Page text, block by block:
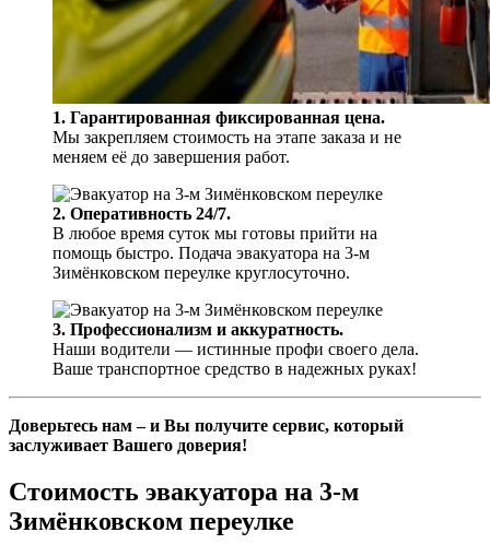
1. Гарантированная фиксированная цена.
Мы закрепляем стоимость на этапе заказа и не
меняем её до завершения работ.
2. Оперативность 24/7.
В любое время суток мы готовы прийти на
помощь быстро. Подача эвакуатора на 3-м
Зимёнковском переулке круглосуточно.
3. Профессионализм и аккуратность.
Наши водители — истинные профи своего дела.
Ваше транспортное средство в надежных руках!
Доверьтесь нам – и Вы получите сервис, который
заслуживает Вашего доверия!
Стоимость эвакуатора на 3-м
Зимёнковском переулке